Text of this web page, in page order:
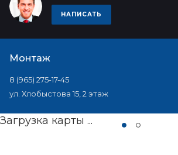
НАПИСАТЬ
Монтаж
8 (965) 275-17-45
ул. Хлобыстова 15, 2 этаж
Загрузка карты ...